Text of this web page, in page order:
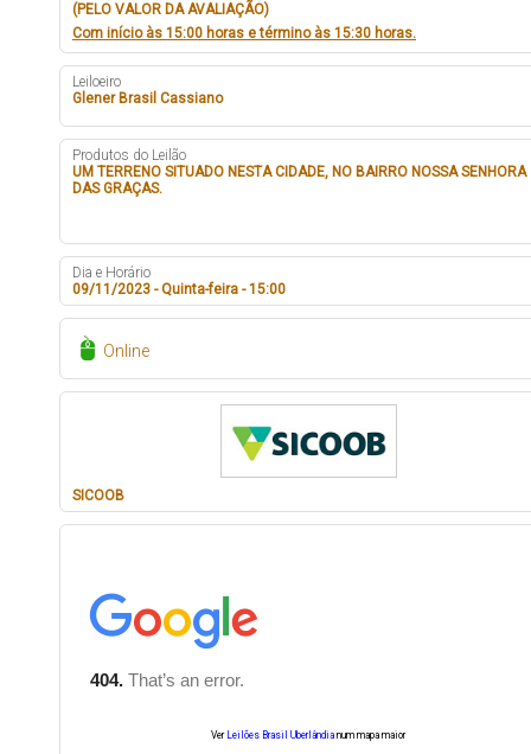
(PELO VALOR DA AVALIAÇÃO)
Com início às 15:00 horas e término às 15:30 horas.
Leiloeiro
Glener Brasil Cassiano
Produtos do Leilão
UM TERRENO SITUADO NESTA CIDADE, NO BAIRRO NOSSA SENHORA
DAS GRAÇAS.
Dia e Horário
09/11/2023 - Quinta-feira - 15:00
Online
SICOOB
Ver Leilões Brasil Uberlândia num mapa maior